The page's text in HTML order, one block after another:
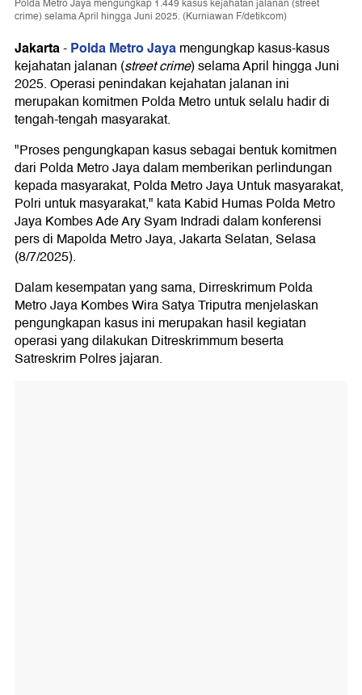
Polda Metro Jaya mengungkap 1.449 kasus kejahatan jalanan (street
crime) selama April hingga Juni 2025. (Kurniawan F/detikcom)
Jakarta-Polda Metro Jayamengungkap kasus-kasus
kejahatan jalanan (street crime) selama April hingga Juni
2025. Operasi penindakan kejahatan jalanan ini
merupakan komitmen Polda Metro untuk selalu hadir di
tengah-tengah masyarakat.
"Proses pengungkapan kasus sebagai bentuk komitmen
dari Polda Metro Jaya dalam memberikan perlindungan
kepada masyarakat, Polda Metro Jaya Untuk masyarakat,
Polri untuk masyarakat," kata Kabid Humas Polda Metro
Jaya Kombes Ade Ary Syam Indradi dalam konferensi
pers di Mapolda Metro Jaya, Jakarta Selatan, Selasa
(8/7/2025).
Dalam kesempatan yang sama, Dirreskrimum Polda
Metro Jaya Kombes Wira Satya Triputra menjelaskan
pengungkapan kasus ini merupakan hasil kegiatan
operasi yang dilakukan Ditreskrimmum beserta
Satreskrim Polres jajaran.